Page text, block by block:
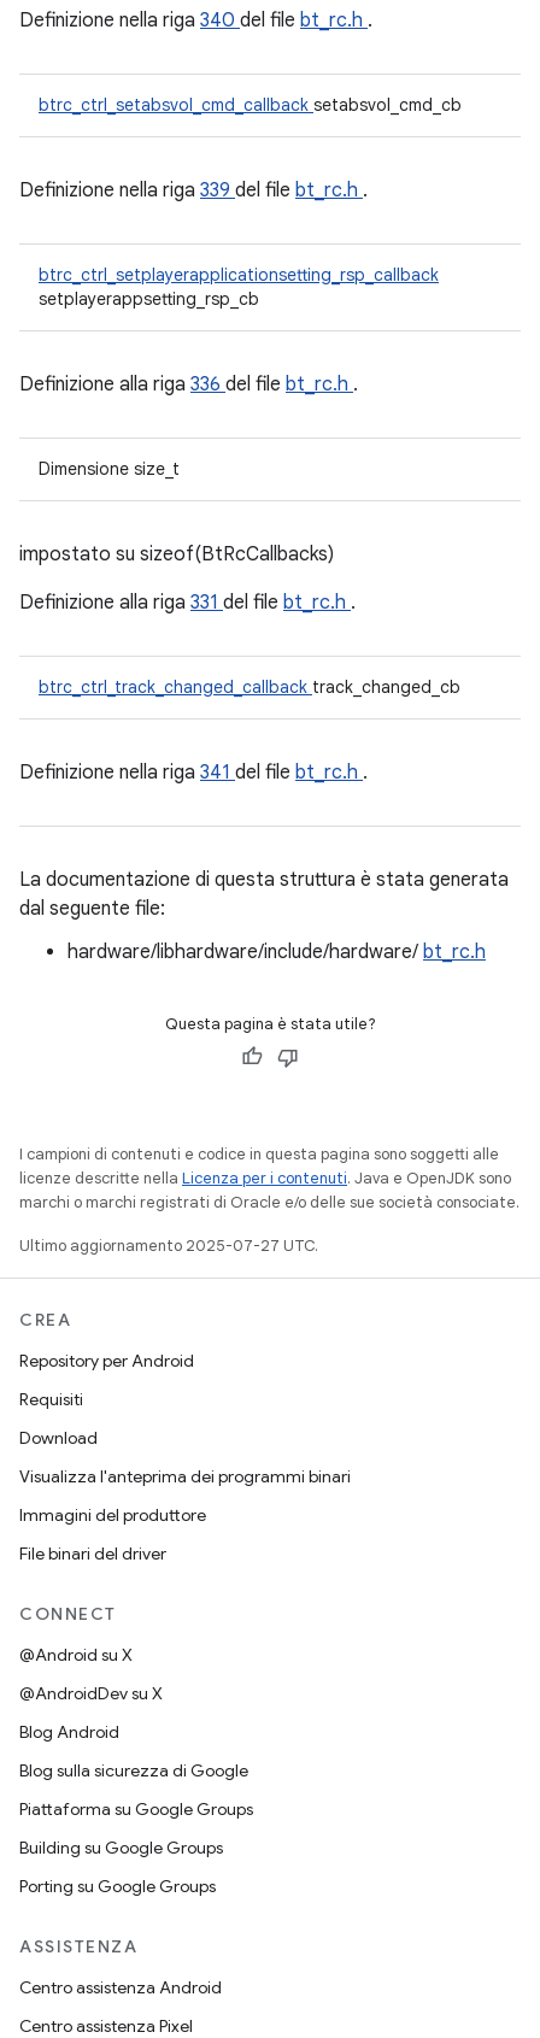
Definizione nella riga 340 del file bt_rc.h .
btrc_ctrl_setabsvol_cmd_callback setabsvol_cmd_cb
Definizione nella riga 339 del file bt_rc.h .
btrc_ctrl_setplayerapplicationsetting_rsp_callback
setplayerappsetting_rsp_cb
Definizione alla riga 336 del file bt_rc.h .
Dimensione size_t
impostato su sizeof(BtRcCallbacks)
Definizione alla riga 331 del file bt_rc.h .
btrc_ctrl_track_changed_callback track_changed_cb
Definizione nella riga 341 del file bt_rc.h .
La documentazione di questa struttura è stata generata
dal seguente file:
hardware/libhardware/include/hardware/ bt_rc.h
Questa pagina è stata utile?
I campioni di contenuti e codice in questa pagina sono soggetti alle
licenze descritte nella Licenza per i contenuti. Java e OpenJDK sono
marchi o marchi registrati di Oracle e/o delle sue società consociate.
Ultimo aggiornamento 2025-07-27 UTC.
CREA
Repository per Android
Requisiti
Download
Visualizza l'anteprima dei programmi binari
Immagini del produttore
File binari del driver
CONNECT
@Android su X
@AndroidDev su X
Blog Android
Blog sulla sicurezza di Google
Piattaforma su Google Groups
Building su Google Groups
Porting su Google Groups
ASSISTENZA
Centro assistenza Android
Centro assistenza Pixel